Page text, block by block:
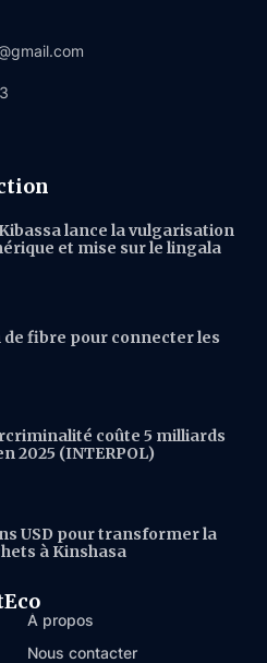
lance la vulgarisation
et mise sur le lingala
de fibre pour connecter les
coûte 5 milliards
2025 (INTERPOL)
USD pour transformer la
à Kinshasa
À propos
Nous contacter